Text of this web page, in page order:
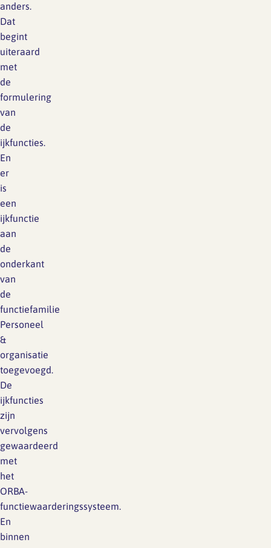
anders.
Dat
begint
uiteraard
met
de
formulering
van
de
ijkfuncties.
En
er
is
een
ijkfunctie
aan
de
onderkant
van
de
functiefamilie
Personeel
&
organisatie
toegevoegd.
De
ijkfuncties
zijn
vervolgens
gewaardeerd
met
het
ORBA-
functiewaarderingssysteem.
En
binnen